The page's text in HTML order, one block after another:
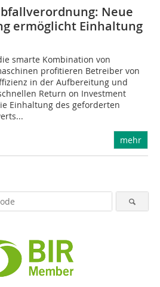
Neue
ermöglicht Einhaltung
smarte Kombination von
profitieren Betreiber von
in der Aufbereitung und
Return on Investment
Einhaltung des geforderten
mehr